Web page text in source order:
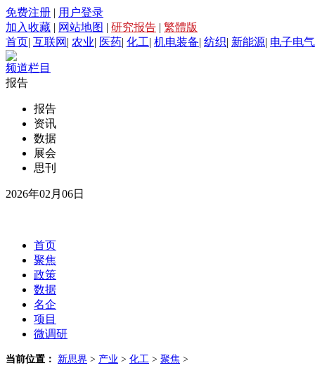
免费注册 | 用户登录
加入收藏 | 网站地图 | 研究报告 | 繁體版
首页| 互联网 | 农业| 医药| 化工| 机电装备| 纺织| 新能源| 电子电气
频道栏目
报告
报告
资讯
数据
展会
思刊
2026年02月06日
首页
聚焦
政策
数据
名企
项目
微调研
当前位置： 新思界 > 产业 > 化工 > 聚焦 >